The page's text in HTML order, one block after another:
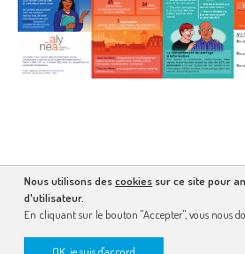
Nous utilisons descookies sur ce site pour
d'utilisateur.
En cliquant sur le bouton "Accepter", vous nous